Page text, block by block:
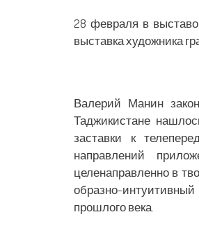
28 февраля в
выставка художника
Валерий Манин
Таджикистане
заставки к
направлений
целенаправленно в
образно-
прошлого века.